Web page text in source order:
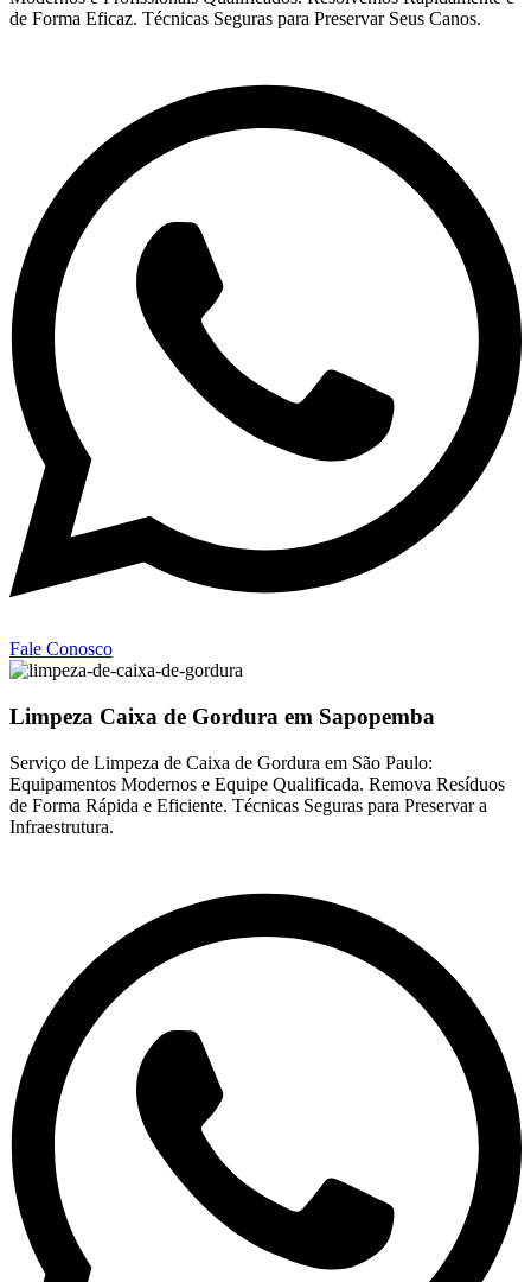
de Forma Eficaz. Técnicas Seguras para Preservar Seus Canos.
Fale Conosco
Limpeza Caixa de Gordura em Sapopemba
Serviço de Limpeza de Caixa de Gordura em São Paulo:
Equipamentos Modernos e Equipe Qualificada. Remova Resíduos
de Forma Rápida e Eficiente. Técnicas Seguras para Preservar a
Infraestrutura.